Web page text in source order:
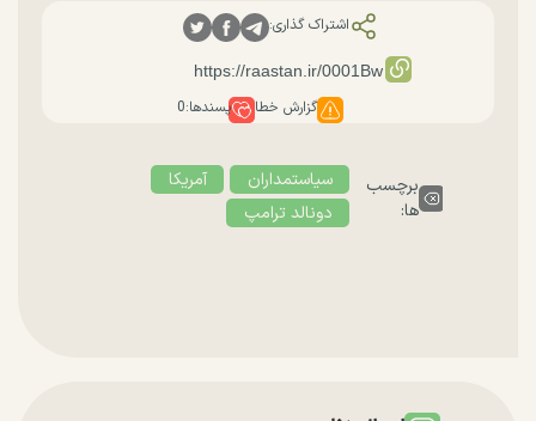
اشتراک گذاری:
گزارش خطا پسندها:0
برچسب
ها:
سیاستمداران
آمریکا
دونالد ترامپ